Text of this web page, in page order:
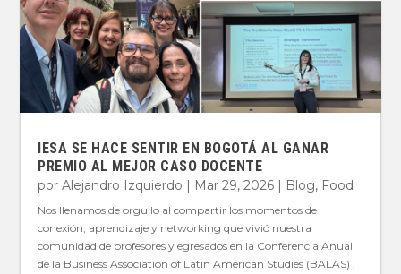
IESA SE HACE SENTIR EN BOGOTÁ AL GANAR
PREMIO AL MEJOR CASO DOCENTE
porAlejandro Izquierdo Mar 29, 2026 Blog, Food
Nos llenamos de orgullo al compartir los momentos de
conexión, aprendizaje y networking que vivió nuestra
comunidad de profesores y egresados en la Conferencia Anual
de la Business Association of Latin American Studies (BALAS) ,